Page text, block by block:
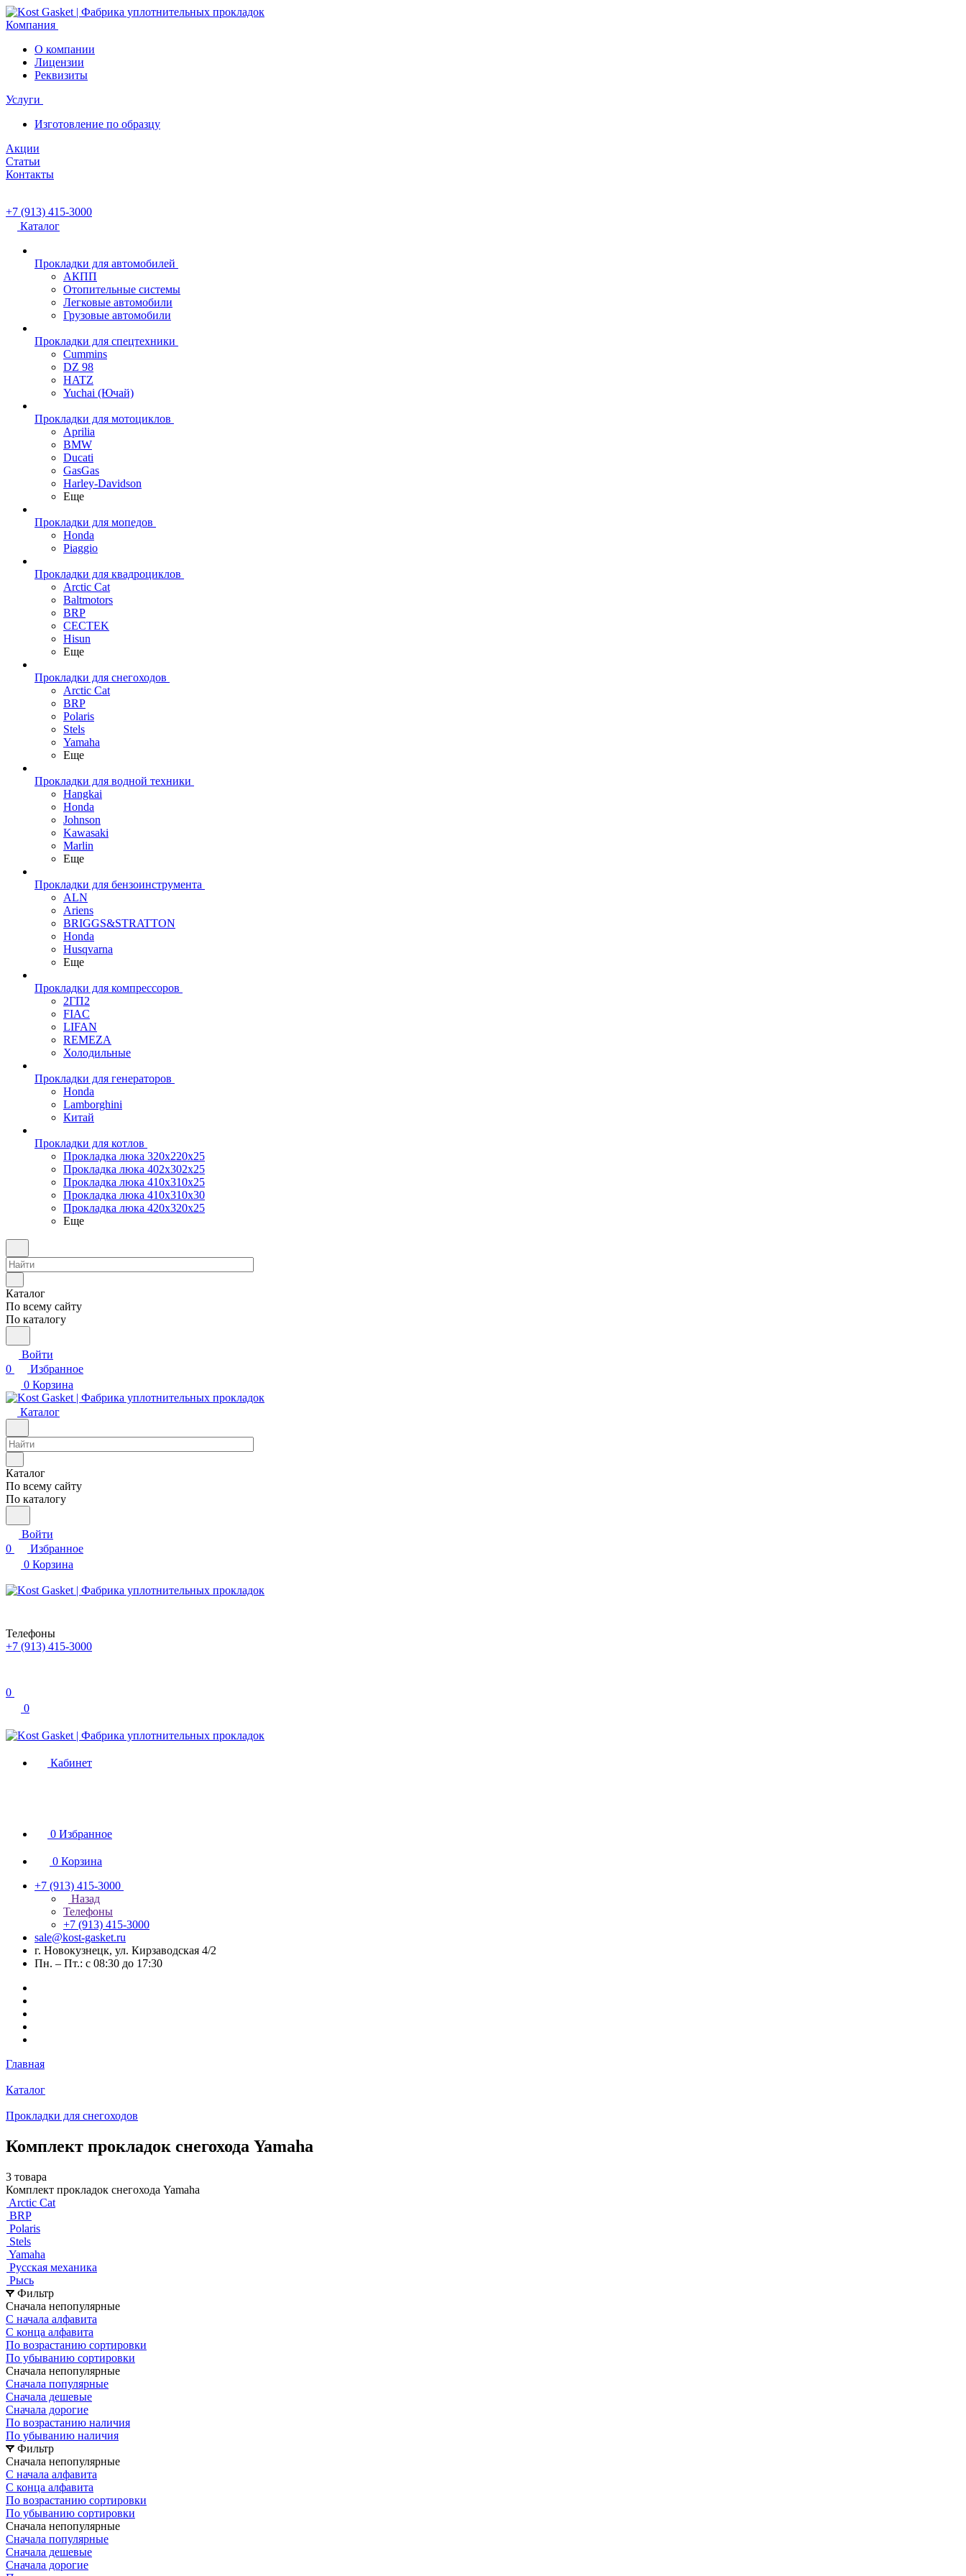
Компания
О компании
Лицензии
Реквизиты
Услуги
Изготовление по образцу
Акции
Статьи
Контакты
+7 (913) 415-3000
Каталог
Прокладки для автомобилей
АКПП
Отопительные системы
Легковые автомобили
Грузовые автомобили
Прокладки для спецтехники
Cummins
DZ 98
HATZ
Yuchai (Ючай)
Прокладки для мотоциклов
Aprilia
BMW
Ducati
GasGas
Harley-Davidson
Еще
Прокладки для мопедов
Honda
Piaggio
Прокладки для квадроциклов
Arctic Cat
Baltmotors
BRP
CECTEK
Hisun
Еще
Прокладки для снегоходов
Arctic Cat
BRP
Polaris
Stels
Yamaha
Еще
Прокладки для водной техники
Hangkai
Honda
Johnson
Kawasaki
Marlin
Еще
Прокладки для бензоинструмента
ALN
Ariens
BRIGGS&STRATTON
Honda
Husqvarna
Еще
Прокладки для компрессоров
2ГП2
FIAC
LIFAN
REMEZA
Холодильные
Прокладки для генераторов
Honda
Lamborghini
Китай
Прокладки для котлов
Прокладка люка 320x220x25
Прокладка люка 402x302x25
Прокладка люка 410x310x25
Прокладка люка 410х310х30
Прокладка люка 420x320x25
Еще
Каталог
По всему сайту
По каталогу
Войти
0
Избранное
0 Корзина
Каталог
Каталог
По всему сайту
По каталогу
Войти
0
Избранное
0 Корзина
Телефоны
+7 (913) 415-3000
0
0
Кабинет
0 Избранное
0 Корзина
+7 (913) 415-3000
Назад
Телефоны
+7 (913) 415-3000
sale@kost-gasket.ru
г. Новокузнецк, ул. Кирзаводская 4/2
Пн. – Пт.: с 08:30 до 17:30
Главная
Каталог
Прокладки для снегоходов
Комплект прокладок снегохода Yamaha
3 товара
Комплект прокладок снегохода Yamaha
Arctic Cat
BRP
Polaris
Stels
Yamaha
Русская механика
Рысь
Фильтр
Сначала непопулярные
С начала алфавита
С конца алфавита
По возрастанию сортировки
По убыванию сортировки
Сначала непопулярные
Сначала популярные
Сначала дешевые
Сначала дорогие
По возрастанию наличия
По убыванию наличия
Фильтр
Сначала непопулярные
С начала алфавита
С конца алфавита
По возрастанию сортировки
По убыванию сортировки
Сначала непопулярные
Сначала популярные
Сначала дешевые
Сначала дорогие